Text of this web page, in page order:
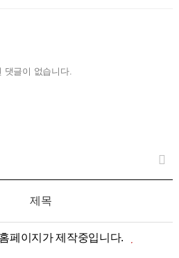
댓글이 없습니다.
제목
페이지가 제작중입니다.